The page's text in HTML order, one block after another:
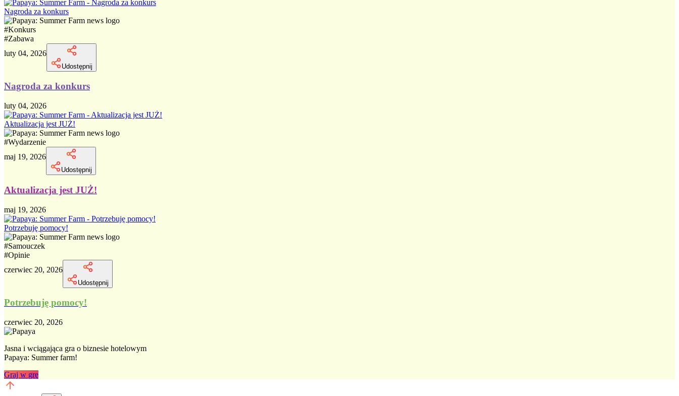
Nagroda za konkurs
#Konkurs
#Zabawa
luty 04, 2026
Udostępnij
Nagroda za konkurs
luty 04, 2026
Aktualizacja jest JUŻ!
#Wydarzenie
maj 19, 2026
Udostępnij
Aktualizacja jest JUŻ!
maj 19, 2026
Potrzebuję pomocy!
#Samouczek
#Opinie
czerwiec 20, 2026
Udostępnij
Potrzebuję pomocy!
czerwiec 20, 2026
Jasna i wciągająca gra o biznesie hotelowym
Papaya: Summer farm!
Graj w grę